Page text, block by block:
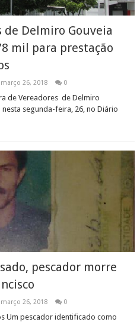
de Delmiro Gouveia
mil para prestação
março 26, 2018 0
de Vereadores de Delmiro
segunda-feira, 26, no Diário
pescador morre
março 26, 2018 0
Um pescador identificado como